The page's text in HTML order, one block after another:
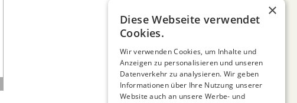
×
Diese Webseite verwendet
Cookies.
Wir verwenden Cookies, um Inhalte und
Anzeigen zu personalisieren und unseren
Datenverkehr zu analysieren. Wir geben
Informationen über Ihre Nutzung unserer
Website auch an unsere Werbe- und